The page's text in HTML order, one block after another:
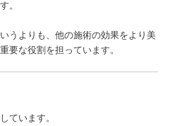
。
うよりも、他の施術の効果をより美
要な役割を担っています。
ています。